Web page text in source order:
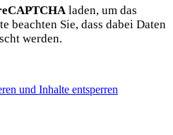
laden, um das
beachten Sie, dass dabei Daten
werden.
und Inhalte entsperren